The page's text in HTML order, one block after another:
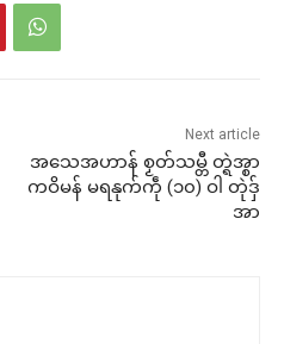
Next article
အသေအဟာန် စၟတ်သမ္တီ တ္ရဲအ္စာ
ကဝိမန် မရနုက်ကဵု (၁၀) ဝါ တုဲဒှ်
အာ